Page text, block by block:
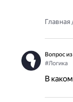
Главная
Вопрос
#Логика
В